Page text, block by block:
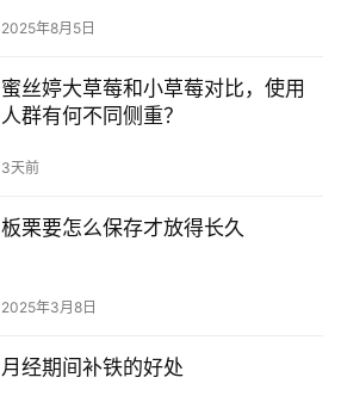
2025年8月5日
蜜丝婷大草莓和小草莓对比，使用
人群有何不同侧重？
3天前
板栗要怎么保存才放得长久
2025年3月8日
月经期间补铁的好处